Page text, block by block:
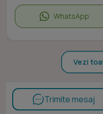
WhatsApp
Vezi
Trimite mesaj